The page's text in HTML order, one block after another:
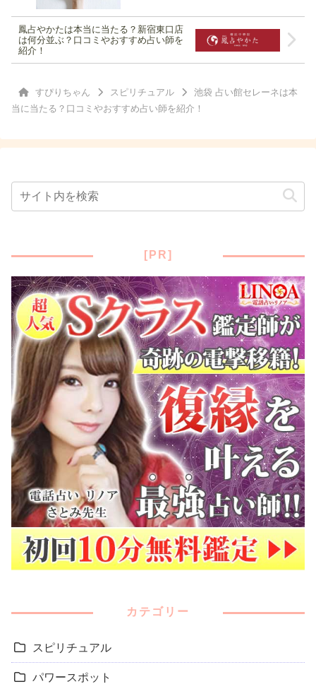
鳳占やかたは本当に当たる？新宿東口店
は何分並ぶ？口コミやおすすめ占い師を
紹介！
すぴりちゃん スピリチュアル
池袋 占い館セレーネは本
当に当たる？口コミやおすすめ占い師を紹介！
[PR]
カテゴリー
スピリチュアル
パワースポット